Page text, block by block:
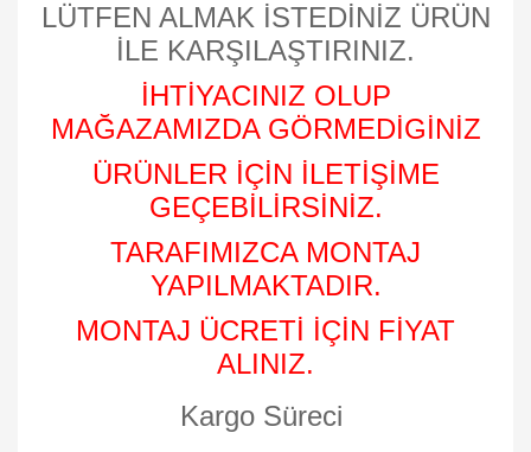
LÜTFEN ALMAK İSTEDİNİZ ÜRÜN
İLE KARŞILAŞTIRINIZ.
İHTİYACINIZ OLUP
MAĞAZAMIZDA GÖRMEDİGİNİZ
ÜRÜNLER İÇİN İLETİŞİME
GEÇEBİLİRSİNİZ.
TARAFIMIZCA MONTAJ
YAPILMAKTADIR.
MONTAJ ÜCRETİ İÇİN FİYAT
ALINIZ.
Kargo Süreci